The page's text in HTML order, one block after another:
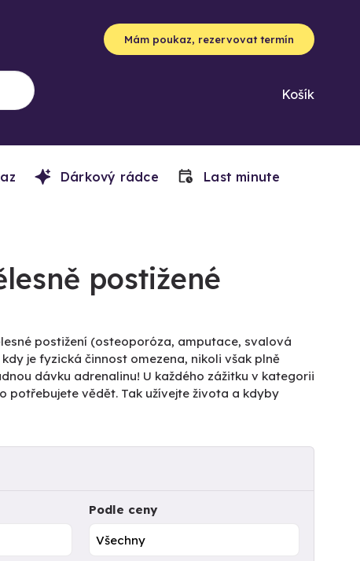
Mám poukaz, rezervovat termín
Košík
Dárkový rádce Last minute
postižené
postižení (osteoporóza, amputace, svalová
je fyzická činnost omezena, nikoli však plně
dávku adrenalinu! U každého zážitku v kategorii
potřebujete vědět. Tak užívejte života a kdyby
Podle ceny